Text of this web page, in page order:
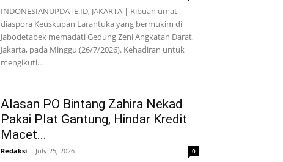
INDONESIANUPDATE.ID, JAKARTA | Ribuan umat
diaspora Keuskupan Larantuka yang bermukim di
Jabodetabek memadati Gedung Zeni Angkatan Darat,
Jakarta, pada Minggu (26/7/2026). Kehadiran untuk
mengikuti...
Alasan PO Bintang Zahira Nekad
Pakai Plat Gantung, Hindar Kredit
Macet...
Redaksi - July 25, 2026 0